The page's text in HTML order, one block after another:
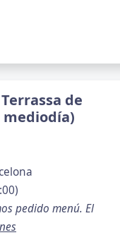
de
pedido menú. El